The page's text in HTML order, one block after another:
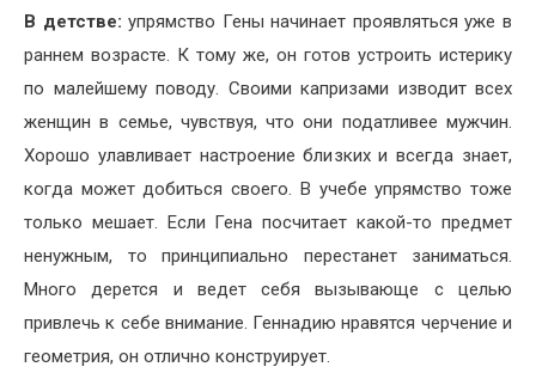
В детстве: упрямство Гены начинает проявляться уже в
раннем возрасте. К тому же, он готов устроить истерику
по малейшему поводу. Своими капризами изводит всех
женщин в семье, чувствуя, что они податливее мужчин.
Хорошо улавливает настроение близких и всегда знает,
когда может добиться своего. В учебе упрямство тоже
только мешает. Если Гена посчитает какой-то предмет
ненужным, то принципиально перестанет заниматься.
Много дерется и ведет себя вызывающе с целью
привлечь к себе внимание. Геннадию нравятся черчение и
геометрия, он отлично конструирует.